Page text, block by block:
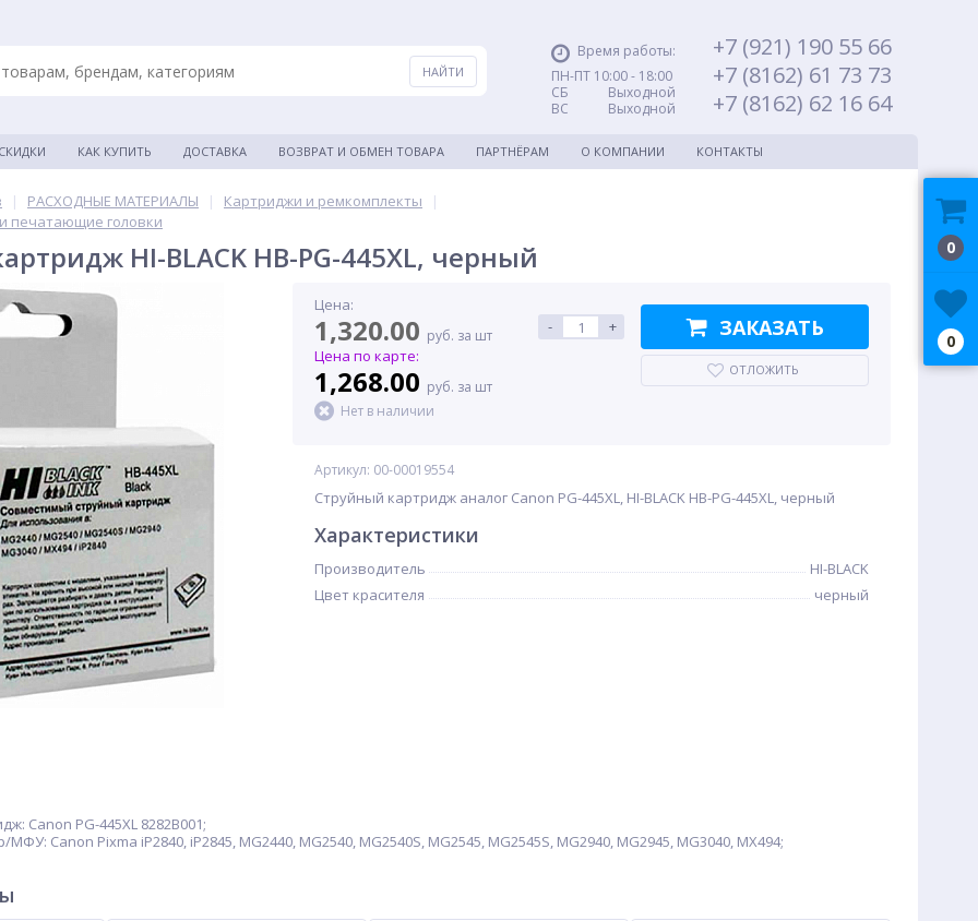
Время работы:
ПН-ПТ 10:00 - 18:00
СБ Выходной
ВС Выходной
+7 (921) 190 55 66
+7 (8162) 61 73 73
+7 (8162) 62 16 64
КАК КУПИТЬ ДОСТАВКА ВОЗВРАТ И ОБМЕН ТОВАРА ПАРТНЁРАМ О КОМПАНИИ КОНТАКТЫ
| РАСХОДНЫЕ МАТЕРИАЛЫ | Картриджи и ремкомплекты
|
печатающие головки
HI-BLACK HB-PG-445XL, черный
Цена:
1,320.00 руб. за шт
Цена по карте:
1,268.00 руб. за шт
Нет в наличии
- + ЗАКАЗАТЬ
ОТЛОЖИТЬ
Артикул: 00-00019554
Струйный картридж аналог Canon PG-445XL, HI-BLACK HB-PG-445XL, черный
Характеристики
Производитель
HI-BLACK
Цвет красителя
черный
Canon PG-445XL 8282B001;
Canon Pixma iP2840, iP2845, MG2440, MG2540, MG2540S, MG2545, MG2545S, MG2940, MG2945, MG3040, MX494;
0
0